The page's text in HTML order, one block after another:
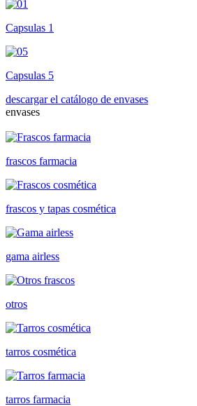
Capsulas 1
Capsulas 5
descargar el catálogo de envases
envases
frascos farmacia
frascos y tapas cosmética
gama airless
otros
tarros cosmética
tarros farmacia